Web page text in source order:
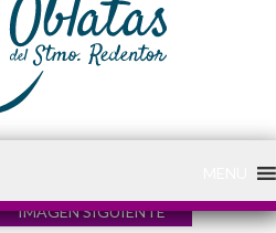
IMAGEN SIGUIENTE